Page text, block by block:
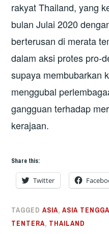
rakyat Thailand, yang
bulan Julai 2020
berterusan di merata
dalam aksi protes pro-
supaya membubarkan
menggubal
gangguan terhadap
kerajaan.
Share this:
Twitter
TAGGEDASIA,ASIA
TENTERA, THAILAND